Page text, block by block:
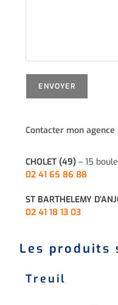
Contacter mon
CHOLET (49) – 15
02 41 65 86 88
ST BARTHELEMY
02 41 18 13 03
Les produits
Treuil